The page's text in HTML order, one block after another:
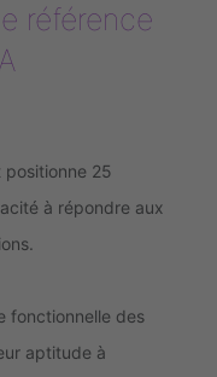
référence
positionne 25
à répondre aux
fonctionnelle des
aptitude à